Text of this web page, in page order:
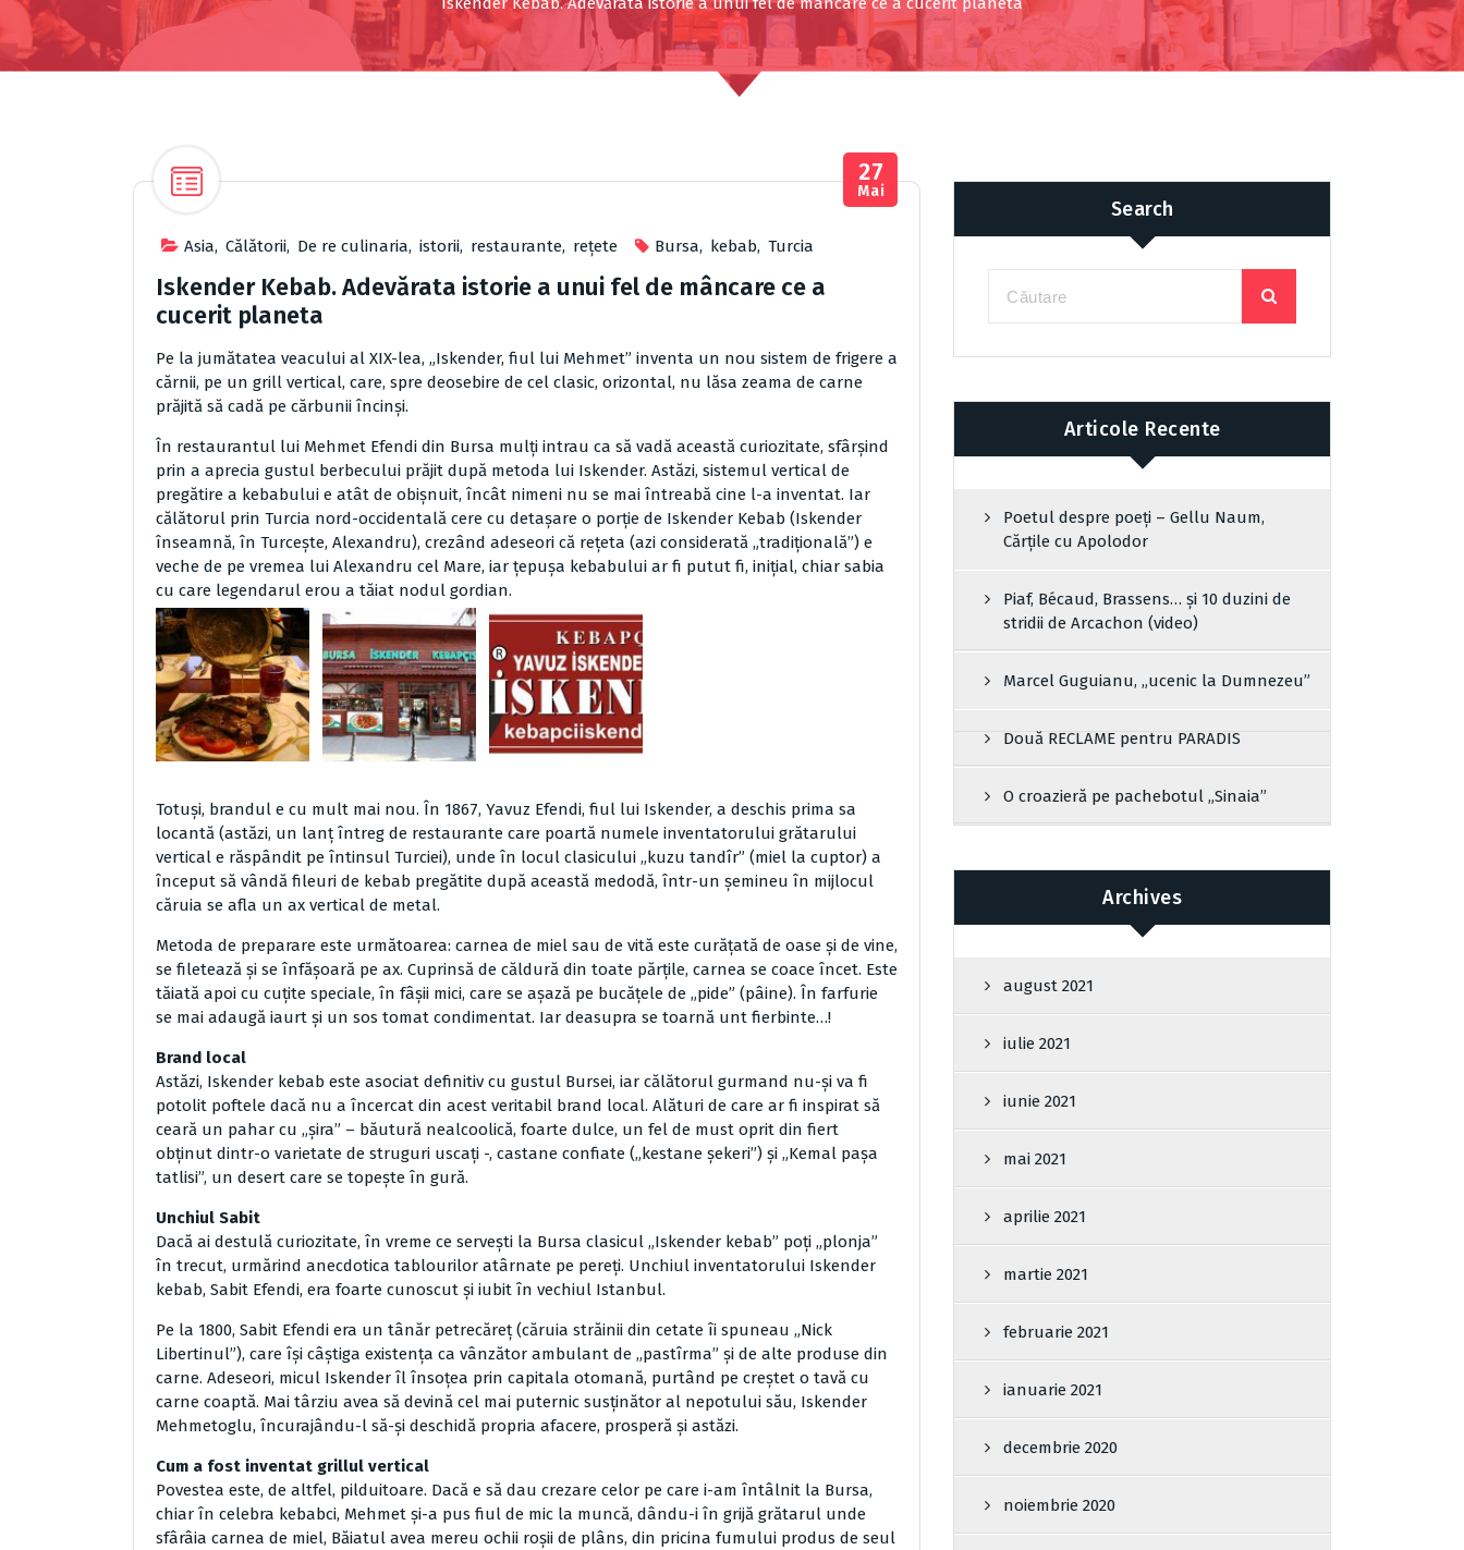
Asia, Cǎlǎtorii, De re culinaria, istorii, restaurante, reţete Bursa, kebab, Turcia
27
Mai
Iskender Kebab. Adevărata istorie a unui fel de mâncare ce a
cucerit planeta
Pe la jumătatea veacului al XIX-lea, „Iskender, fiul lui Mehmet” inventa un nou sistem de frigere a
cărnii, pe un grill vertical, care, spre deosebire de cel clasic, orizontal, nu lăsa zeama de carne
prăjită să cadă pe cărbunii încinşi.
În restaurantul lui Mehmet Efendi din Bursa mulţi intrau ca să vadă această curiozitate, sfârşind
prin a aprecia gustul berbecului prăjit după metoda lui Iskender. Astăzi, sistemul vertical de
pregătire a kebabului e atât de obişnuit, încât nimeni nu se mai întreabă cine l-a inventat. Iar
călătorul prin Turcia nord-occidentală cere cu detaşare o porţie de Iskender Kebab (Iskender
înseamnă, în Turceşte, Alexandru), crezând adeseori că reţeta (azi considerată „tradiţională”) e
veche de pe vremea lui Alexandru cel Mare, iar ţepuşa kebabului ar fi putut fi, iniţial, chiar sabia
cu care legendarul erou a tăiat nodul gordian.
Totuşi, brandul e cu mult mai nou. În 1867, Yavuz Efendi, fiul lui Iskender, a deschis prima sa
locantă (astăzi, un lanţ întreg de restaurante care poartă numele inventatorului grătarului
vertical e răspândit pe întinsul Turciei), unde în locul clasicului „kuzu tandîr” (miel la cuptor) a
început să vândă fileuri de kebab pregătite după această medodă, într-un şemineu în mijlocul
căruia se afla un ax vertical de metal.
Metoda de preparare este următoarea: carnea de miel sau de vită este curăţată de oase şi de vine,
se filetează şi se înfăşoară pe ax. Cuprinsă de căldură din toate părţile, carnea se coace încet. Este
tăiată apoi cu cuţite speciale, în fâşii mici, care se aşază pe bucăţele de „pide” (pâine). În farfurie
se mai adaugă iaurt şi un sos tomat condimentat. Iar deasupra se toarnă unt fierbinte…!
Brand local
Astăzi, Iskender kebab este asociat definitiv cu gustul Bursei, iar călătorul gurmand nu-şi va fi
potolit poftele dacă nu a încercat din acest veritabil brand local. Alături de care ar fi inspirat să
ceară un pahar cu „şira” – băutură nealcoolică, foarte dulce, un fel de must oprit din fiert
obţinut dintr-o varietate de struguri uscaţi -, castane confiate („kestane şekeri”) şi „Kemal paşa
tatlisi”, un desert care se topeşte în gură.
Unchiul Sabit
Dacă ai destulă curiozitate, în vreme ce serveşti la Bursa clasicul „Iskender kebab” poţi „plonja”
în trecut, urmărind anecdotica tablourilor atârnate pe pereţi. Unchiul inventatorului Iskender
kebab, Sabit Efendi, era foarte cunoscut şi iubit în vechiul Istanbul.
Pe la 1800, Sabit Efendi era un tânăr petrecăreţ (căruia străinii din cetate îi spuneau „Nick
Libertinul”), care îşi câştiga existenţa ca vânzător ambulant de „pastîrma” şi de alte produse din
carne. Adeseori, micul Iskender îl însoţea prin capitala otomană, purtând pe creştet o tavă cu
carne coaptă. Mai târziu avea să devină cel mai puternic susţinător al nepotului său, Iskender
Mehmetoglu, încurajându-l să-şi deschidă propria afacere, prosperă şi astăzi.
Cum a fost inventat grillul vertical
Povestea este, de altfel, pilduitoare. Dacă e să dau crezare celor pe care i-am întâlnit la Bursa,
chiar în celebra kebabci, Mehmet și-a pus fiul de mic la muncă, dându-i în grijă grătarul unde
sfârâia carnea de miel, Băiatul avea mereu ochii roșii de plâns, din pricina fumului produs de seul
Search
Articole Recente
Poetul despre poeți – Gellu Naum,
Cărțile cu Apolodor
Piaf, Bécaud, Brassens… și 10 duzini de
stridii de Arcachon (video)
Marcel Guguianu, „ucenic la Dumnezeu”
Două RECLAME pentru PARADIS
O croazieră pe pachebotul „Sinaia”
Archives
august 2021
iulie 2021
iunie 2021
mai 2021
aprilie 2021
martie 2021
februarie 2021
ianuarie 2021
decembrie 2020
noiembrie 2020